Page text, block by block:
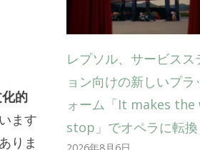
的
ます
りま
レプソル、サービスス
ョン向けの新しいプラ
ォーム「It makes the
stop」でオペラに転換